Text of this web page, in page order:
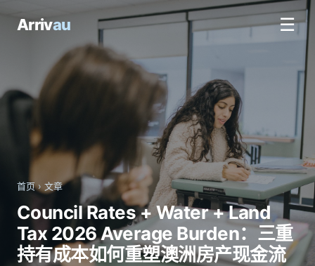
Arrivau ☰
首页› 文章
Council Rates + Water + Land
Tax 2026 Average Burden：三重
持有成本如何重塑澳洲房产现金流